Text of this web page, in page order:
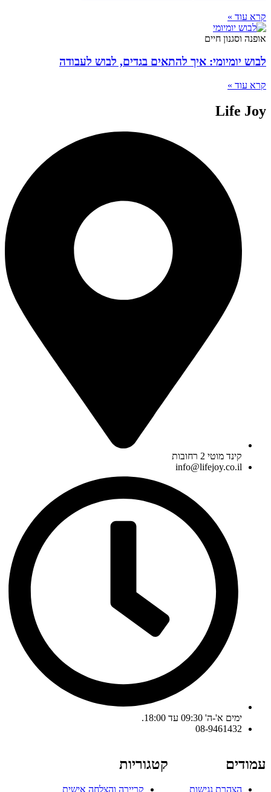
קרא עוד »
אופנה וסגנון חיים
לבוש יומיומי: איך להתאים בגדים, לבוש לעבודה
קרא עוד »
Life Joy
קינד מוטי 2 רחובות
info@lifejoy.co.il
ימים א'-ה' 09:30 עד 18:00.
08-9461432
עמודים
הצהרת נגישות
קטגוריות
קריירה והצלחה אישית